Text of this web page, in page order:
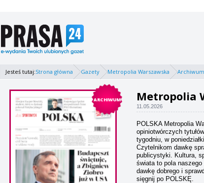
Jesteś tutaj:Strona główna Gazety Metropolia Warszawska Archiwum
ARCHIWUM Metropolia
11.05.2026
POLSKA Metropolia
opiniotwórczych
tygodniu, w
Czytelnikom dawkę
publicystyki. Kultura,
świata to pola
dawkę dobrego i
sięgnij po POLSKĘ.